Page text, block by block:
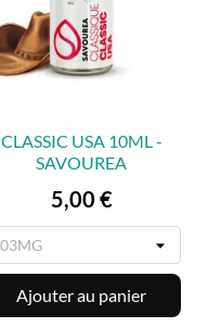
CLASSIC USA 10ML -
SAVOUREA
Prix
5,00 €
Ajouter au panier